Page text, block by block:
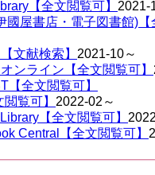
【全文閲覧可】 2021-
國屋書店・電子図書館)【
文献検索】 2021-10～
ンライン【全文閲覧可】
【全文閲覧可】
覧可】 2022-02～
【全文閲覧可】
Central【全文閲覧可】